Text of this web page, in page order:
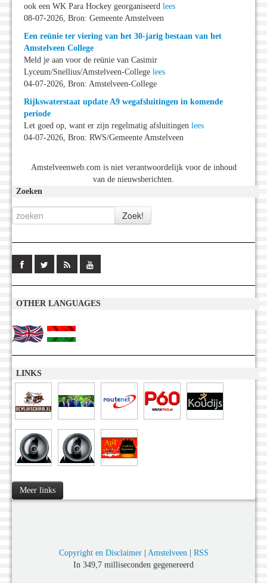
ook een WK Para Hockey georganiseerd lees
08-07-2026, Bron: Gemeente Amstelveen
Een reünie ter viering van het 30-jarig bestaan van het
Amstelveen College
Meld je aan voor de reünie van Casimir
Lyceum/Snellius/Amstelveen-College lees
04-07-2026, Bron: Amstelveen-College
Rijkswaterstaat update A9 wegafsluitingen in komende
periode
Let goed op, want er zijn regelmatig afsluitingen lees
04-07-2026, Bron: RWS/Gemeente Amstelveen
Amstelveenweb.com is niet verantwoordelijk voor de inhoud
van de nieuwsberichten.
Zoeken
OTHER LANGUAGES
LINKS
Meer links
Copyright en Disclaimer| Amstelveen| RSS
In 349,7 milliseconden gegenereerd